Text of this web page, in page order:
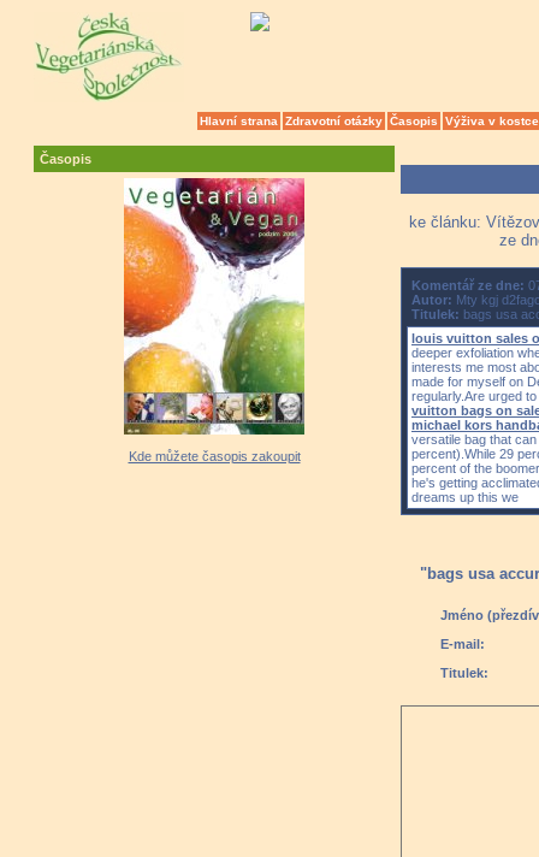
Hlavní strana Zdravotní otázky Časopis Výživa v kostce
Časopis
Kde můžete časopis zakoupit
ke článku:
ze
Komentář ze dne:
Autor: Mty kgj
Titulek: bags usa
louis vuitton sales
deeper exfoliation
interests me most
made for myself on
regularly.Are urged
vuitton bags on
michael kors
versatile bag that
percent).While 29
percent of the
he's getting
dreams up this we
"bags usa
Jméno
E-mail:
Titulek: